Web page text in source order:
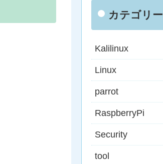
カテゴリー
Kalilinux
Linux
parrot
RaspberryPi
Security
tool